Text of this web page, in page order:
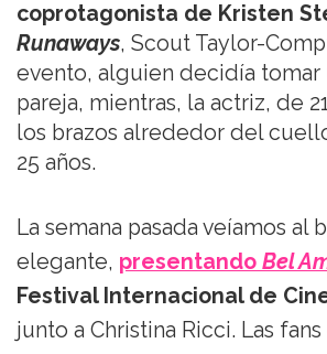
coprotagonista de Kristen
Runaways, Scout Taylor-
evento, alguien decidía tomar
pareja, mientras, la actriz, de
los brazos alrededor del
25 años.
La semana pasada veíamos al
elegante, presentando Bel
Festival Internacional de
junto a Christina Ricci. Las